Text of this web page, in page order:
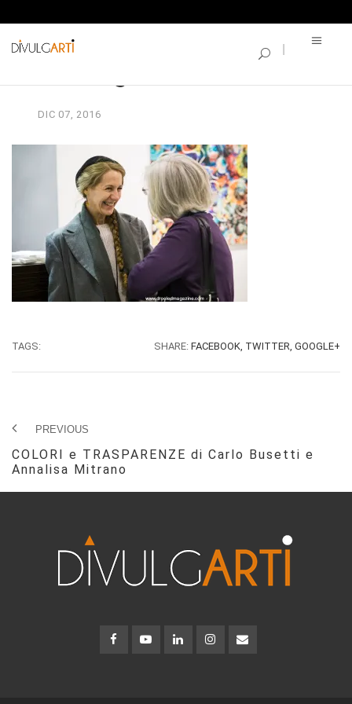
DIC 07, 2016
TAGS: SHARE: FACEBOOK, TWITTER, GOOGLE+
PREVIOUS
COLORI e TRASPARENZE di Carlo Busetti e
Annalisa Mitrano